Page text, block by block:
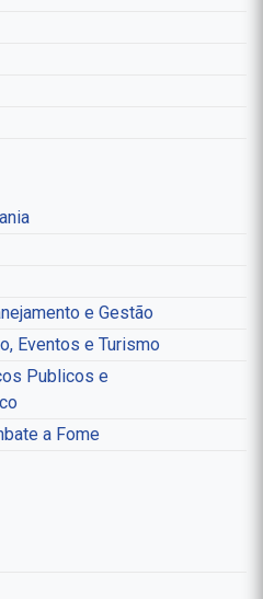
e Gestão
Eventos e Turismo
Publicos e
a Fome